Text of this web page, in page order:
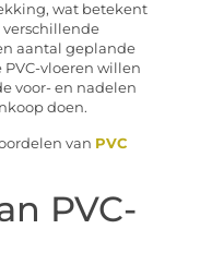
wat betekent
aantal geplande
vloeren willen
voor- en nadelen
doen.
van PVC
PVC-